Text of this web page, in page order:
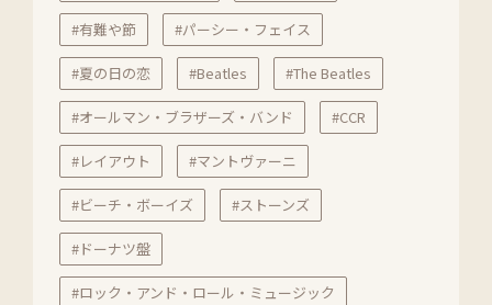
#有難や節 #パーシー・フェイス
#夏の日の恋 #Beatles #The Beatles
#オールマン・ブラザーズ・バンド #CCR
#レイアウト #マントヴァーニ
#ビーチ・ボーイズ #ストーンズ
#ドーナツ盤
#ロック・アンド・ロール・ミュージック